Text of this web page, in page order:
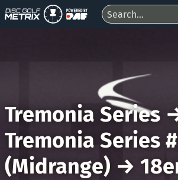
Tremonia Series
Tremonia Series
(Midrange) →